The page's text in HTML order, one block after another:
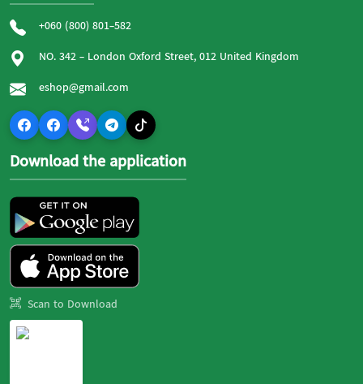
+060 (800) 801-582
NO. 342 - London Oxford Street, 012 United Kingdom
eshop@gmail.com
Download the application
Scan to Download